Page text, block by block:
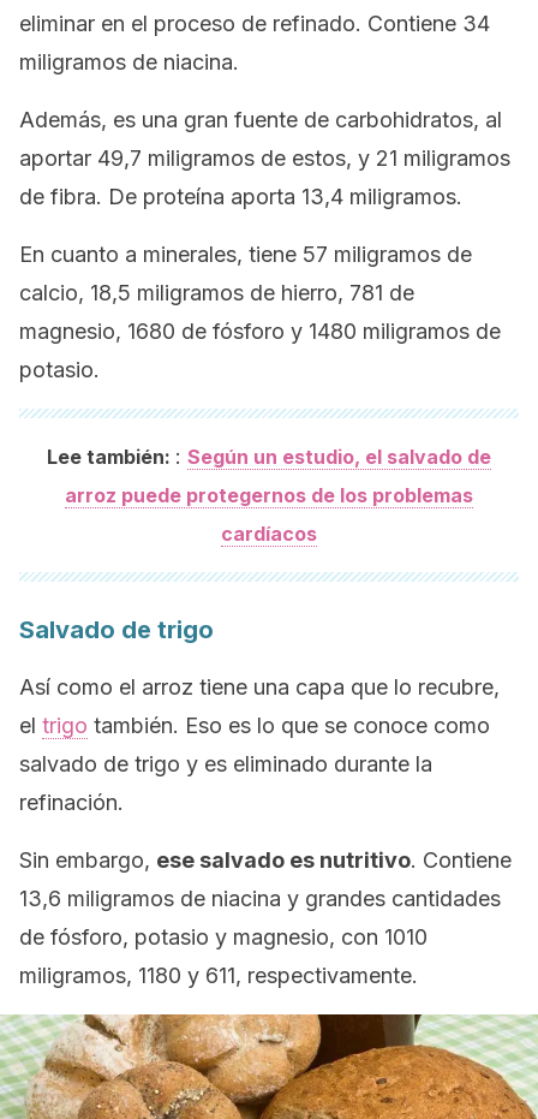
eliminar en el proceso de refinado. Contiene 34
miligramos de niacina.
Además, es una gran fuente de carbohidratos, al
aportar 49,7 miligramos de estos, y 21 miligramos
de fibra. De proteína aporta 13,4 miligramos.
En cuanto a minerales, tiene 57 miligramos de
calcio, 18,5 miligramos de hierro, 781 de
magnesio, 1680 de fósforo y 1480 miligramos de
potasio.
Lee también: : Según un estudio, el salvado de
arroz puede protegernos de los problemas
cardíacos
Salvado de trigo
Así como el arroz tiene una capa que lo recubre,
el trigo también. Eso es lo que se conoce como
salvado de trigo y es eliminado durante la
refinación.
Sin embargo, ese salvado es nutritivo. Contiene
13,6 miligramos de niacina y grandes cantidades
de fósforo, potasio y magnesio, con 1010
miligramos, 1180 y 611, respectivamente.